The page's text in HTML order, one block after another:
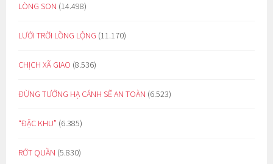
LÒNG SON (14.498)
LƯỚI TRỜI LỒNG LỘNG (11.170)
CHỊCH XÃ GIAO (8.536)
ĐỪNG TƯỞNG HẠ CÁNH SẼ AN TOÀN (6.523)
“ĐẶC KHU” (6.385)
RỚT QUẦN (5.830)